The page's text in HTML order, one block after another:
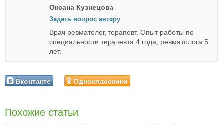
Оксана Кузнецова
Задать вопрос автору
Врач ревматолог, терапевт. Опыт работы по
специальности терапевта 4 года, ревматолога 5
лет.
Вконтакте Одноклассники
Похожие статьи